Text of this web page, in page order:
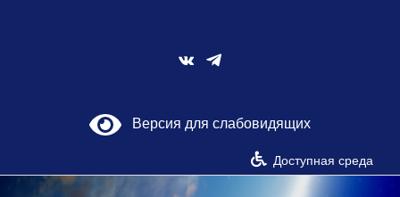
Vk
Версия для слабовидящих
Доступная среда